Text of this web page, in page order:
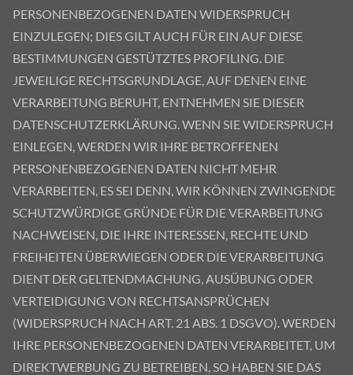
PERSONENBEZOGENEN DATEN WIDERSPRUCH
EINZULEGEN; DIES GILT AUCH FÜR EIN AUF DIESE
BESTIMMUNGEN GESTÜTZTES PROFILING. DIE
JEWEILIGE RECHTSGRUNDLAGE, AUF DENEN EINE
VERARBEITUNG BERUHT, ENTNEHMEN SIE DIESER
DATENSCHUTZERKLÄRUNG. WENN SIE WIDERSPRUCH
EINLEGEN, WERDEN WIR IHRE BETROFFENEN
PERSONENBEZOGENEN DATEN NICHT MEHR
VERARBEITEN, ES SEI DENN, WIR KÖNNEN ZWINGENDE
SCHUTZWÜRDIGE GRÜNDE FÜR DIE VERARBEITUNG
NACHWEISEN, DIE IHRE INTERESSEN, RECHTE UND
FREIHEITEN ÜBERWIEGEN ODER DIE VERARBEITUNG
DIENT DER GELTENDMACHUNG, AUSÜBUNG ODER
VERTEIDIGUNG VON RECHTSANSPRÜCHEN
(WIDERSPRUCH NACH ART. 21 ABS. 1 DSGVO). WERDEN
IHRE PERSONENBEZOGENEN DATEN VERARBEITET, UM
DIREKTWERBUNG ZU BETREIBEN, SO HABEN SIE DAS